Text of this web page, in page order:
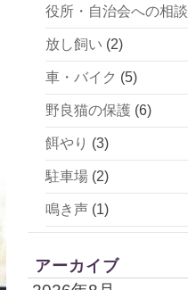
役所・自治会への相談
放し飼い (2)
車・バイク (5)
野良猫の保護(6)
餌やり (3)
駐車場(2)
鳴き声(1)
アーカイブ